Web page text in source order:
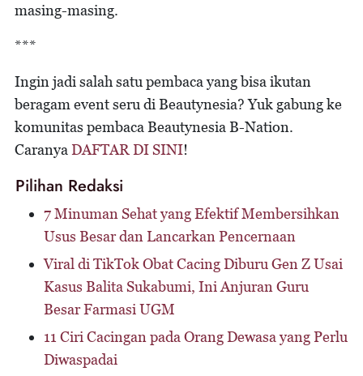
masing-masing.
***
Ingin jadi salah satu pembaca yang bisa ikutan
beragam event seru di Beautynesia? Yuk gabung ke
komunitas pembaca Beautynesia B-Nation.
CaranyaDAFTAR DI SINI!
Pilihan Redaksi
7 Minuman Sehat yang Efektif Membersihkan
Usus Besar dan Lancarkan Pencernaan
Viral di TikTok Obat Cacing Diburu Gen Z Usai
Kasus Balita Sukabumi, Ini Anjuran Guru
Besar Farmasi UGM
11 Ciri Cacingan pada Orang Dewasa yang Perlu
Diwaspadai